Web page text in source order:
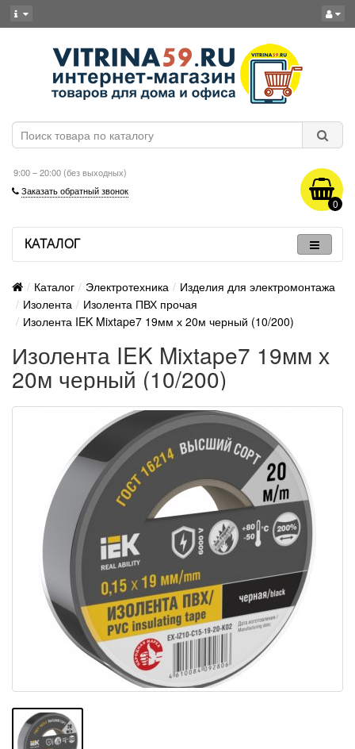
9:00 – 20:00 (без выходных)
Заказать обратный звонок
0
КАТАЛОГ
Каталог Электротехника
Изделия для электромонтажа
Изолента
Изолента ПВХ прочая
Изолента IEK Mixtape7 19мм х 20м черный (10/200)
Изолента IEK Mixtape7 19мм х
20м черный (10/200)